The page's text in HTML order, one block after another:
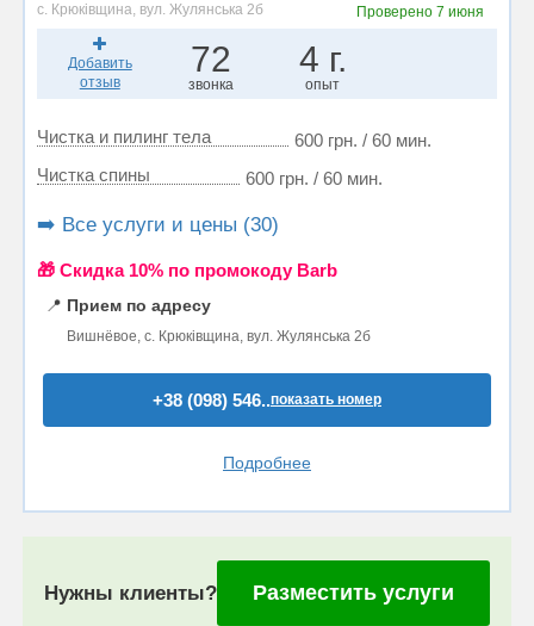
с. Крюківщина, вул. Жулянська 2б Проверено7 июня
Добавить
отзыв
72
звонка
4 г.
опыт
Чистка и пилинг тела
600 грн. / 60 мин.
Чистка спины
600 грн. / 60 мин.
➡️ Все услуги и цены (30)
🎁 Cкидка 10% по промокоду Barb
📍 Прием по адресу
Вишнёвое, с. Крюківщина, вул. Жулянська 2б
+38 (098) 546..показать номер
Подробнее
Нужны клиенты? Разместить услуги